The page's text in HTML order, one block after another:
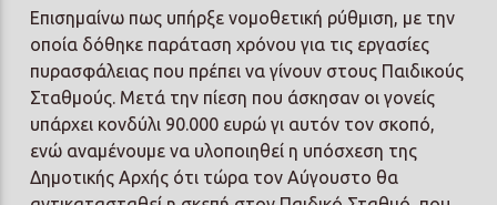
Επισημαίνω πως υπήρξε νομοθετική ρύθμιση, με την
οποία δόθηκε παράταση χρόνου για τις εργασίες
πυρασφάλειας που πρέπει να γίνουν στους Παιδικούς
Σταθμούς. Μετά την πίεση που άσκησαν οι γονείς
υπάρχει κονδύλι 90.000 ευρώ γι αυτόν τον σκοπό,
ενώ αναμένουμε να υλοποιηθεί η υπόσχεση της
Δημοτικής Αρχής ότι τώρα τον Αύγουστο θα